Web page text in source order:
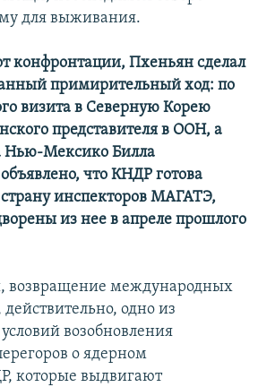
для выживания.
конфронтации, Пхеньян сделал
примирительный ход: по
визита в Северную Корею
представителя в ООН, а
Нью-Мексико Билла
что КНДР готова
страну инспекторов МАГАТЭ,
из нее в апреле прошлого
возвращение международных
действительно, одно из
возобновления
о ядерном
которые выдвигают